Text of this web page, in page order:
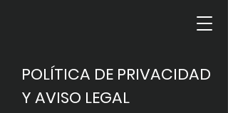
POLÍTICA DE PRIVACIDAD
Y AVISO LEGAL